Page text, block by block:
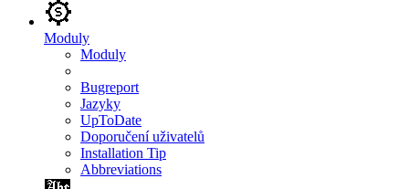
Moduly
Moduly
Bugreport
Jazyky
UpToDate
Doporučení uživatelů
Installation Tip
Abbreviations